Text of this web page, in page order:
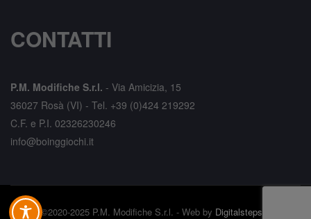
CONTATTI
P.M. Modifiche S.r.l. - Via Amicizia, 15
36027 Rosà (VI) - Tel. +39 (0)424 219292
C.F. e P.I. 02326230246
info@boinggiochi.it
©2020-2025 P.M. Modifiche S.r.l. - Web by Digitalsteps.it